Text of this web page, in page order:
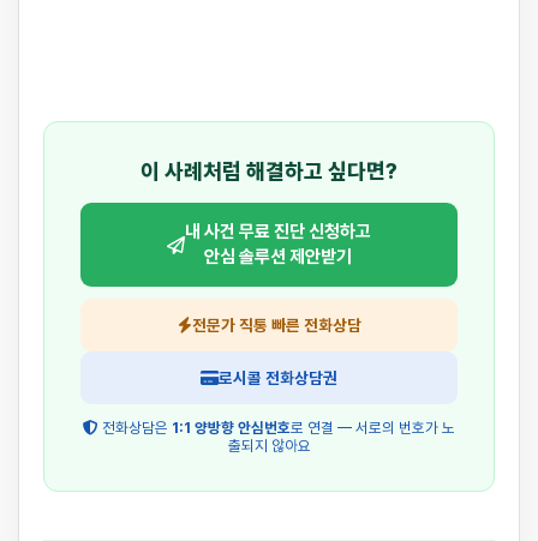
이 사례처럼 해결하고 싶다면?
내 사건 무료 진단 신청하고
안심 솔루션 제안받기
전문가 직통 빠른 전화상담
로시콜 전화상담권
전화상담은 1:1 양방향 안심번호로 연결 — 서로의 번호가 노
출되지 않아요